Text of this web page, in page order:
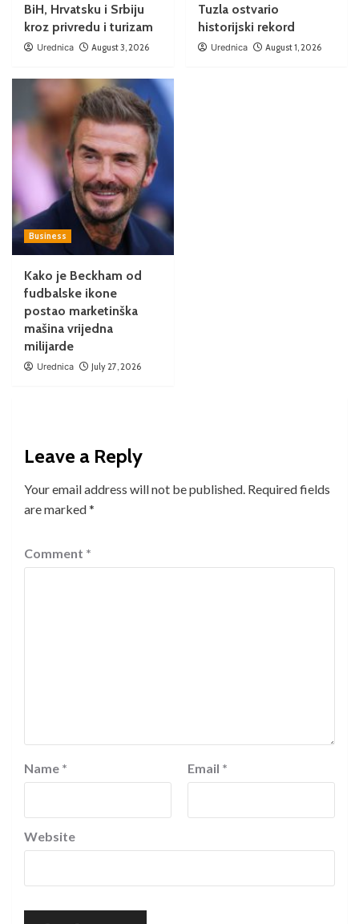
BiH, Hrvatsku i Srbiju
kroz privredu i turizam
Urednica August 3, 2026
Tuzla ostvario
historijski rekord
Urednica August 1, 2026
Business
Kako je Beckham od
fudbalske ikone
postao marketinška
mašina vrijedna
milijarde
Urednica July 27, 2026
Leave a Reply
Your email address will not be published. Required fields
are marked*
Comment *
Name * Email *
Website